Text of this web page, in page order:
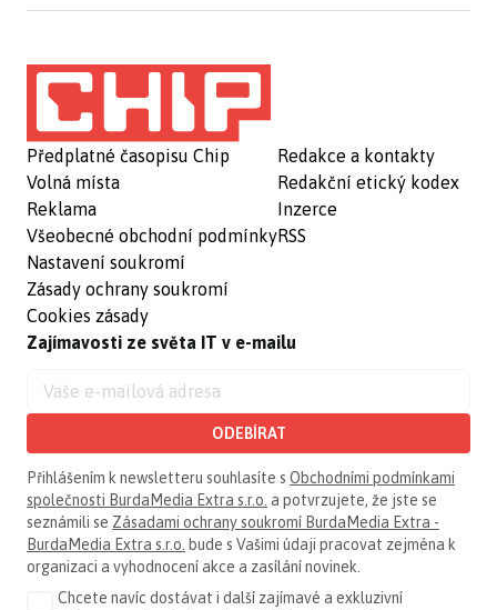
Předplatné časopisu Chip
Volná místa
Reklama
Všeobecné obchodní podmínky
Nastavení soukromí
Zásady ochrany soukromí
Cookies zásady
Redakce a kontakty
Redakční etický kodex
Inzerce
RSS
Zajímavosti ze světa IT v e-mailu
ODEBÍRAT
Přihlášením k newsletteru souhlasíte s Obchodními podmínkami
společnosti BurdaMedia Extra s.r.o. a potvrzujete, že jste se
seznámili se Zásadami ochrany soukromí BurdaMedia Extra -
BurdaMedia Extra s.r.o. bude s Vašimi údaji pracovat zejména k
organizaci a vyhodnocení akce a zasílání novinek.
Chcete navíc dostávat i další zajímavé a exkluzivní